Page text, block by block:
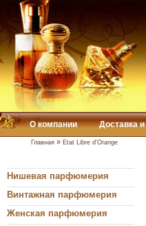
О компании Доставка
Главная » Etat Libre d'Orange
Нишевая парфюмерия
Винтажная парфюмерия
Женская парфюмерия